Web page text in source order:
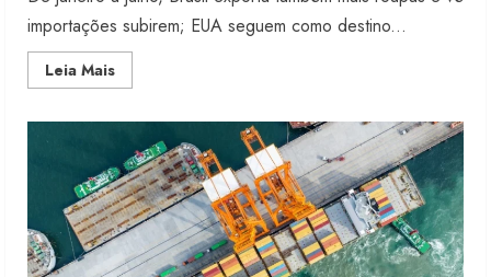
importações subirem; EUA seguem como destino...
Leia MaisRead
more
denim
cresce
42%
no
Brasil
em
2025